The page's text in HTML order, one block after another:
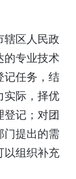
辖区人民政
的专业技术
记任务，结
实际，择优
记；对团
门提出的需
以组织补充